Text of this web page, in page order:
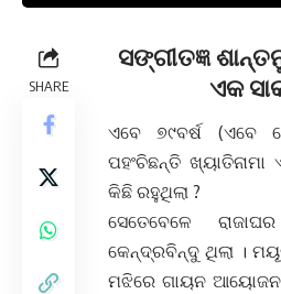
SHARE
ସଙ୍ଗୀତଜ୍ଞ
ଏକ
ଏବେ ୭୯ବର୍ଷ (ଏବେ
ପହଂଚିଛନ୍ତି ଖ୍ୟାତିନାମା
କିଛି ରହୁଥିଲା ?
ସେତେବେଳେ
କେନ୍ଦ୍ରବିନ୍ଦୁ ଥିଲା ।
ମଝିରେ ଗାୟନ